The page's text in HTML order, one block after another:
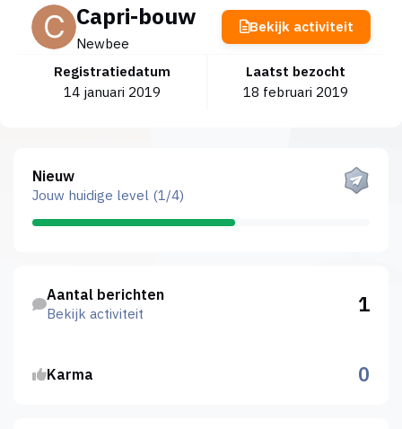
Capri-bouw
Newbee
Registratiedatum
14 januari 2019
Laatst bezocht
18 februari 2019
Bekijk activiteit
Nieuw
Jouw huidige level (1/4)
Aantal berichten
Bekijk activiteit
1
Karma 0